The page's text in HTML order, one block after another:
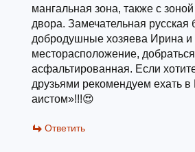
мангальная зона, также с
двора. Замечательная
добродушные хозяева Ирина и
месторасположение,
асфальтированная. Если
друзьями рекомендуем ехать
аистом»!!!😍
Ответить